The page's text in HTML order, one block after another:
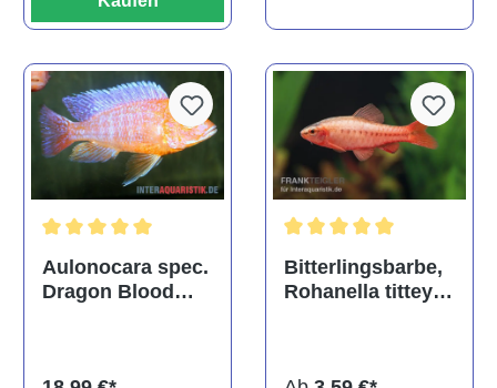
Aulonocara spec.
Dragon Blood
Bitterlingsbarbe,
Rohanella titteya,